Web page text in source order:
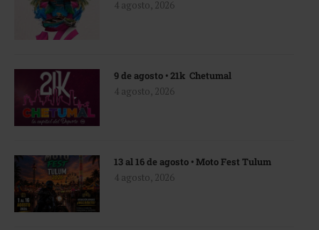
4 agosto, 2026
9 de agosto • 21k Chetumal
4 agosto, 2026
13 al 16 de agosto • Moto Fest Tulum
4 agosto, 2026